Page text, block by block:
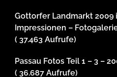
Gottorfer Landmarkt 2009
Impressionen –
( 37.463 Aufrufe)
Passau Fotos Teil 1 – 3 –
( 36.687 Aufrufe)